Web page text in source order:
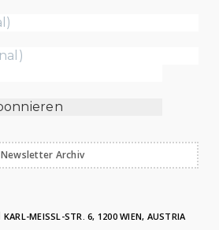
Newsletter Archiv
KARL-MEISSL-STR. 6, 1200 WIEN, AUSTRIA